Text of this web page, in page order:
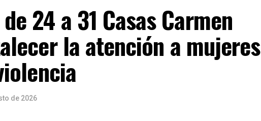
sin uso.
tecnológicas como sistemas de geolocalización
de apagado remoto, que facilitan la localización
de robo.
de Tlaxcala fortalece la cultura de la prevención y
la seguridad patrimonial y la tranquilidad de las familias
24 a 31 Casas Carmen
la atención a mujeres
de 2026